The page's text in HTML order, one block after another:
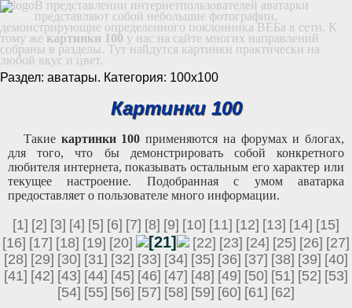
В представлении интернетпользователей аватарки
представляют собой небольшие фотографии,
демонстрирующие определенного поклонника ВЕБа в сети. К
тому жекартинки 100 у нас на сайте многих направлений
собраны в разделы. Тут найдутся картинки практически на
любой вкус и цвет.
Раздел: аватары. Категория: 100х100
Картинки 100
Такие картинки 100 применяются на форумах и блогах,
для того, что бы демонстрировать собой конкретного
любителя интернета, показывать остальным его характер или
текущее настроение. Подобранная с умом аватарка
предоставляет о пользователе много информации.
[1] [2] [3] [4] [5] [6] [7] [8] [9] [10] [11] [12] [13] [14] [15]
[16] [17] [18] [19] [20] [21] [22] [23] [24] [25] [26] [27]
[28] [29] [30] [31] [32] [33] [34] [35] [36] [37] [38] [39] [40]
[41] [42] [43] [44] [45] [46] [47] [48] [49] [50] [51] [52] [53]
[54] [55] [56] [57] [58] [59] [60] [61] [62]